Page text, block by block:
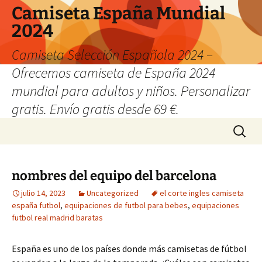
Camiseta España Mundial
2024
Camiseta Selección Española 2024 –
Ofrecemos camiseta de España 2024
mundial para adultos y niños. Personalizar
gratis. Envío gratis desde 69 €.
Buscar:
nombres del equipo del barcelona
julio 14, 2023 Uncategorized
el corte ingles camiseta
españa futbol, equipaciones de futbol para bebes, equipaciones
futbol real madrid baratas
España es uno de los países donde más camisetas de fútbol